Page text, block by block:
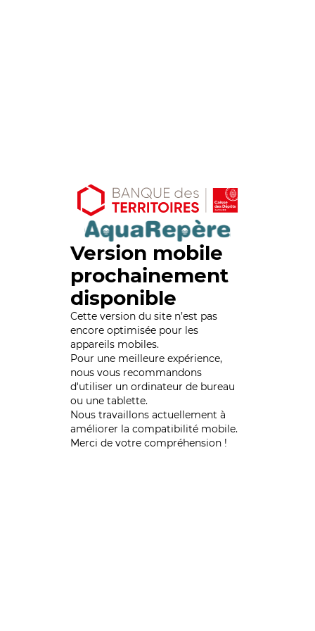
Version mobile
prochainement
disponible
Cette version du site n’est pas
encore optimisée pour les
appareils mobiles.
Pour une meilleure expérience,
nous vous recommandons
d'utiliser un ordinateur de bureau
ou une tablette.
Nous travaillons actuellement à
améliorer la compatibilité mobile.
Merci de votre compréhension !